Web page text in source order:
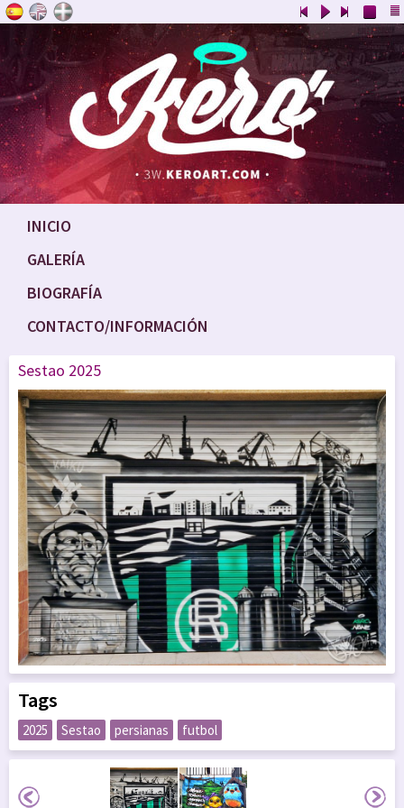
INICIO
GALERÍA
BIOGRAFÍA
CONTACTO/INFORMACIÓN
Sestao 2025
Tags
2025 Sestao persianas futbol